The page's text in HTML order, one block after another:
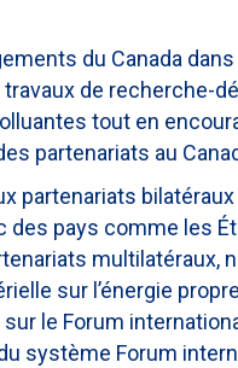
du Canada
de recherche-
tout en
partenariats au
partenariats
des pays comme les
multilatéraux,
sur l’énergie
sur le Forum
système Forum